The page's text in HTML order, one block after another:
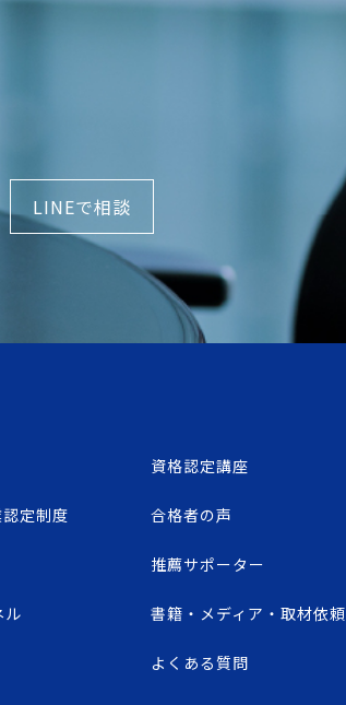
LINEで相談
資格認定講座
定制度 合格者の声
推薦サポーター
ル 書籍・メディア・取材依頼
よくある質問